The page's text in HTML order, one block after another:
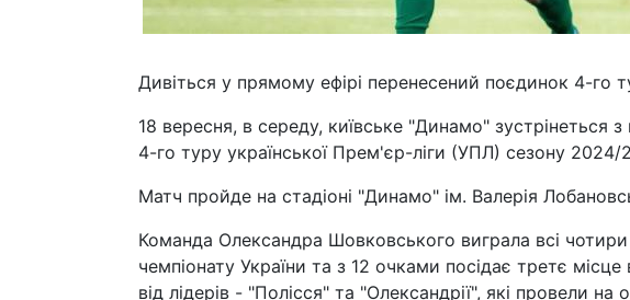
Дивіться у прямому ефірі перенесений поєдинок 4-го
18 вересня, в середу, київське "Динамо" зустрінеться
4-го туру української Прем'єр-ліги (УПЛ) сезону 2024/
Матч пройде на стадіоні "Динамо" ім. Валерія
Команда Олександра Шовковського виграла всі чотири
чемпіонату України та з 12 очками посідає третє
від лідерів - "Полісся" та "Олександрії", які провели